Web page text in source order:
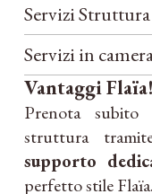
Servizi Struttura
Servizi in
ripartenza.
storie antiche,
invitano a
tempo.
Nel cuore di
Aethos
da 20
Vantaggi Flaïa!
Prenota
struttura
supporto
perfetto stile